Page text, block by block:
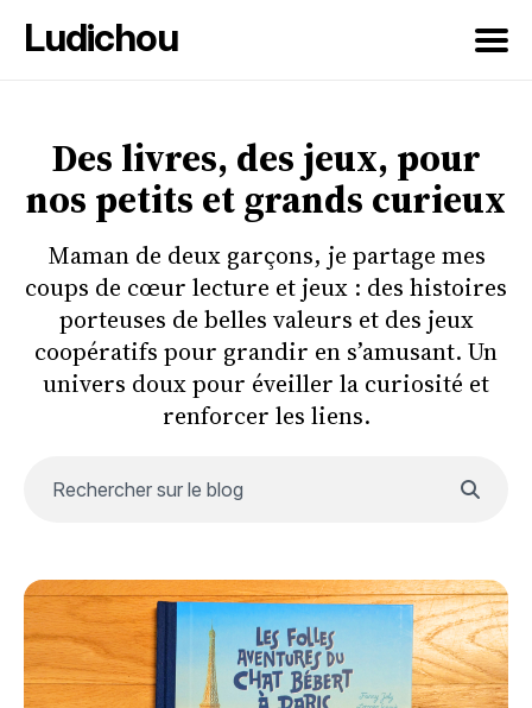
Ludichou
sur
blog
Des livres, des jeux, pour
nos petits et grands curieux
Maman de deux garçons, je partage mes
coups de cœur lecture et jeux : des histoires
porteuses de belles valeurs et des jeux
coopératifs pour grandir en s’amusant. Un
univers doux pour éveiller la curiosité et
renforcer les liens.
Rechercher sur le blog
Featured